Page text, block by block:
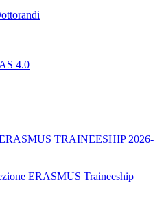
4.0
TRAINEESHIP 2026-
ERASMUS Traineeship